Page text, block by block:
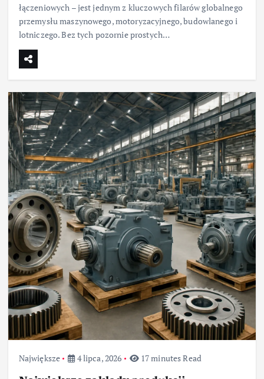
łączeniowych – jest jednym z kluczowych filarów globalnego
przemysłu maszynowego, motoryzacyjnego, budowlanego i
lotniczego. Bez tych pozornie prostych…
Największe 4 lipca, 2026 17 minutes Read